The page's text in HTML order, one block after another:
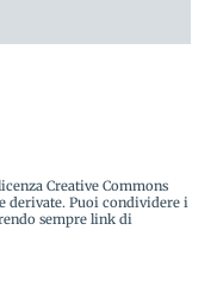
Creative Commons
derivate. Puoi condividere i
sempre link di